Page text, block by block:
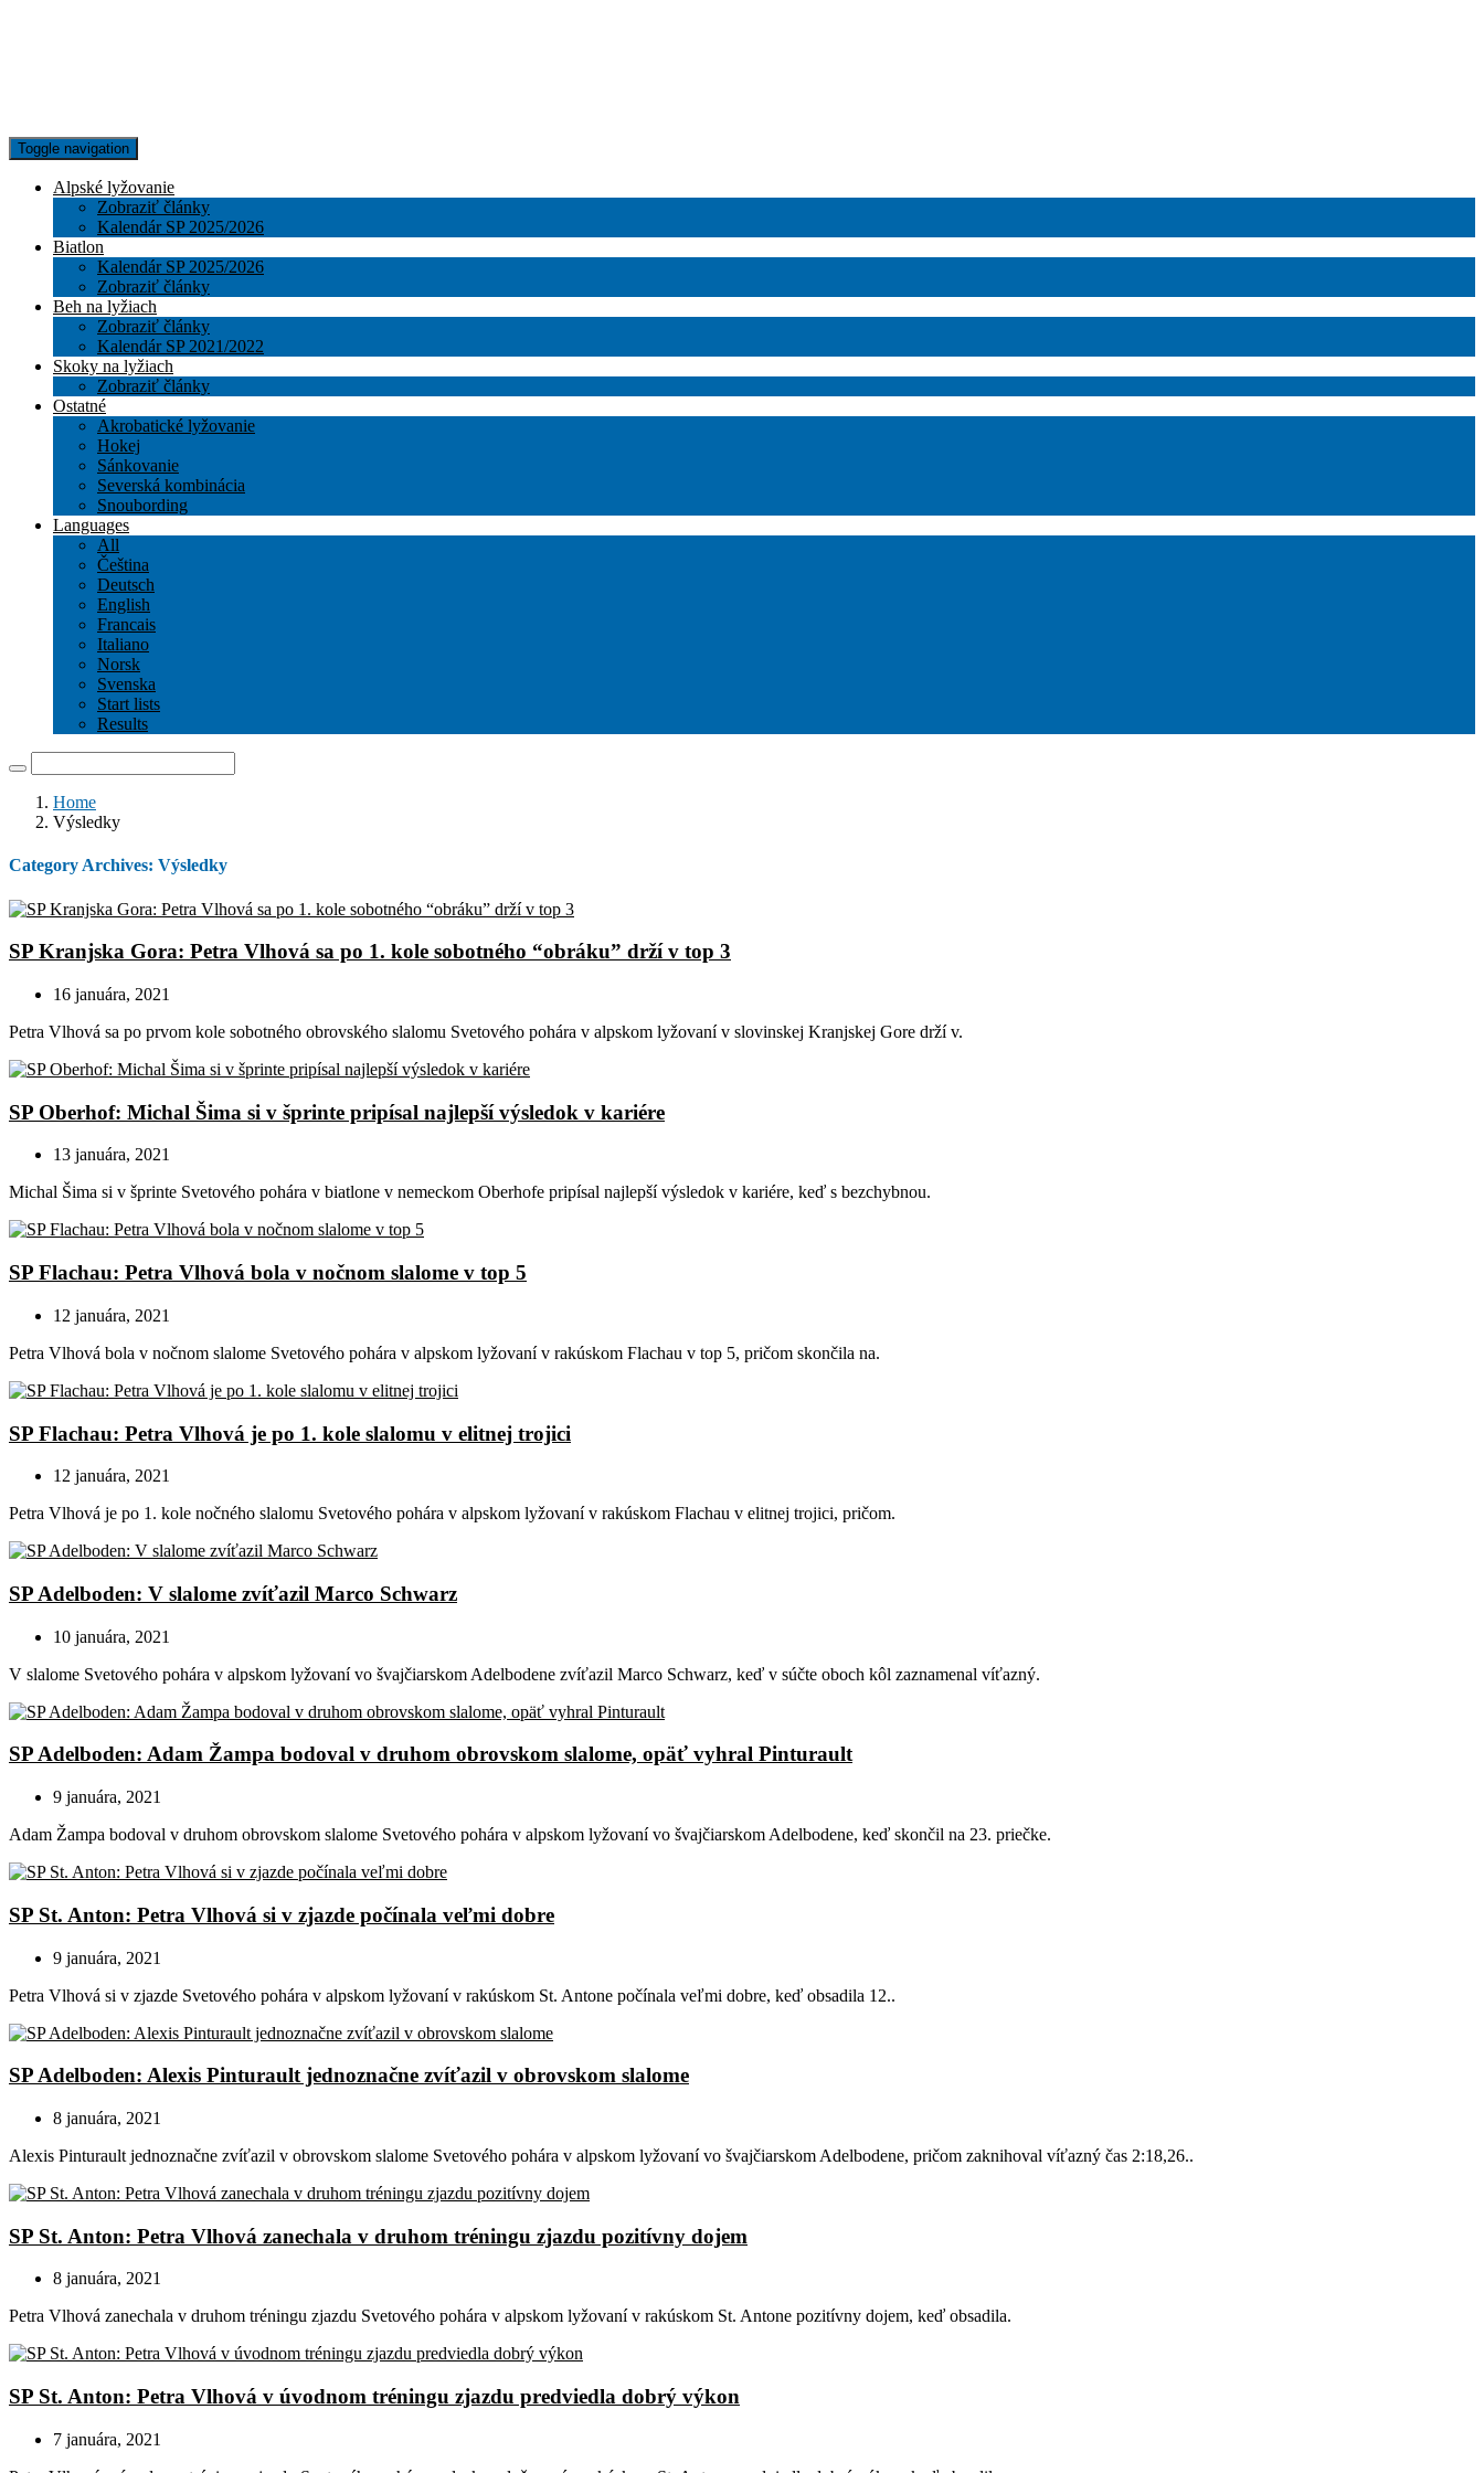
Toggle navigation
Alpské lyžovanie
Zobraziť články
Kalendár SP 2025/2026
Biatlon
Kalendár SP 2025/2026
Zobraziť články
Beh na lyžiach
Zobraziť články
Kalendár SP 2021/2022
Skoky na lyžiach
Zobraziť články
Ostatné
Akrobatické lyžovanie
Hokej
Sánkovanie
Severská kombinácia
Snoubording
Languages
All
Čeština
Deutsch
English
Francais
Italiano
Norsk
Svenska
Start lists
Results
Home
Výsledky
Category Archives: Výsledky
SP Kranjska Gora: Petra Vlhová sa po 1. kole sobotného “obráku” drží v top 3
16 januára, 2021
Petra Vlhová sa po prvom kole sobotného obrovského slalomu Svetového pohára v alpskom lyžovaní v slovinskej Kranjskej Gore drží v.
SP Oberhof: Michal Šima si v šprinte pripísal najlepší výsledok v kariére
13 januára, 2021
Michal Šima si v šprinte Svetového pohára v biatlone v nemeckom Oberhofe pripísal najlepší výsledok v kariére, keď s bezchybnou.
SP Flachau: Petra Vlhová bola v nočnom slalome v top 5
12 januára, 2021
Petra Vlhová bola v nočnom slalome Svetového pohára v alpskom lyžovaní v rakúskom Flachau v top 5, pričom skončila na.
SP Flachau: Petra Vlhová je po 1. kole slalomu v elitnej trojici
12 januára, 2021
Petra Vlhová je po 1. kole nočného slalomu Svetového pohára v alpskom lyžovaní v rakúskom Flachau v elitnej trojici, pričom.
SP Adelboden: V slalome zvíťazil Marco Schwarz
10 januára, 2021
V slalome Svetového pohára v alpskom lyžovaní vo švajčiarskom Adelbodene zvíťazil Marco Schwarz, keď v súčte oboch kôl zaznamenal víťazný.
SP Adelboden: Adam Žampa bodoval v druhom obrovskom slalome, opäť vyhral Pinturault
9 januára, 2021
Adam Žampa bodoval v druhom obrovskom slalome Svetového pohára v alpskom lyžovaní vo švajčiarskom Adelbodene, keď skončil na 23. priečke.
SP St. Anton: Petra Vlhová si v zjazde počínala veľmi dobre
9 januára, 2021
Petra Vlhová si v zjazde Svetového pohára v alpskom lyžovaní v rakúskom St. Antone počínala veľmi dobre, keď obsadila 12..
SP Adelboden: Alexis Pinturault jednoznačne zvíťazil v obrovskom slalome
8 januára, 2021
Alexis Pinturault jednoznačne zvíťazil v obrovskom slalome Svetového pohára v alpskom lyžovaní vo švajčiarskom Adelbodene, pričom zaknihoval víťazný čas 2:18,26..
SP St. Anton: Petra Vlhová zanechala v druhom tréningu zjazdu pozitívny dojem
8 januára, 2021
Petra Vlhová zanechala v druhom tréningu zjazdu Svetového pohára v alpskom lyžovaní v rakúskom St. Antone pozitívny dojem, keď obsadila.
SP St. Anton: Petra Vlhová v úvodnom tréningu zjazdu predviedla dobrý výkon
7 januára, 2021